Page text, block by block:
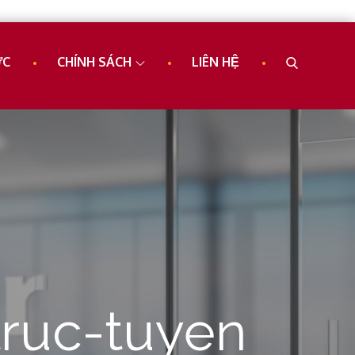
CHÍNH SÁCH LIÊN HỆ
tuyen